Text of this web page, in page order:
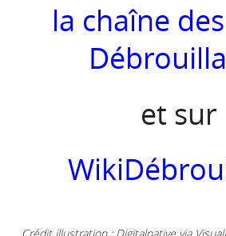
la chaîne
et sur